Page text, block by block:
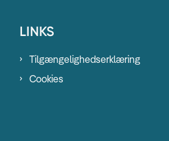
LINKS
Tilgængelighedserklæring
Cookies